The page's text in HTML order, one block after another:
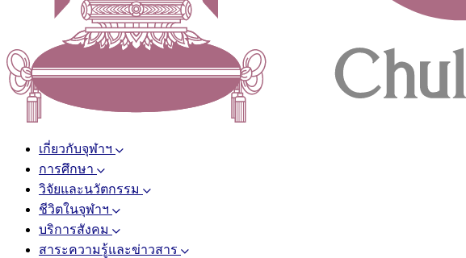
เกี่ยวกับจุฬาฯ
การศึกษา
วิจัยและนวัตกรรม
ชีวิตในจุฬาฯ
บริการสังคม
สาระความรู้และข่าวสาร